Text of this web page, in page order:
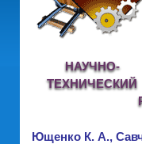
НАУЧНО-
ТЕХНИЧЕСКИЙ
Ющенко К. А.,